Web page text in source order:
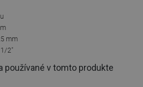
mm
2"
používané v tomto produkte